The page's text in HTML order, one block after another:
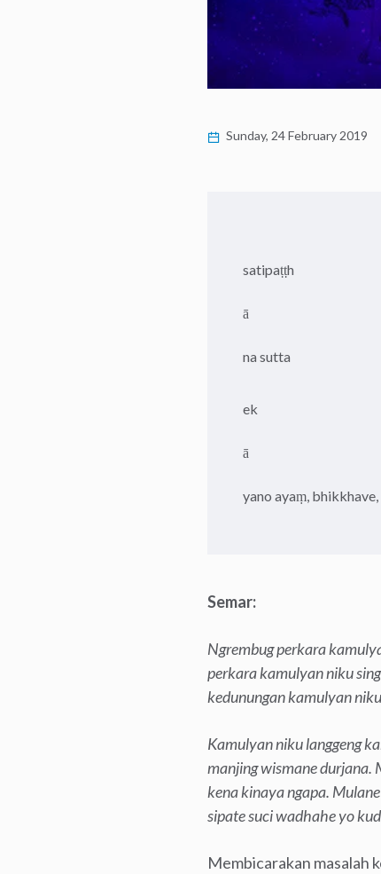
Sunday, 24 February 2019
satipaṭṭh
ā
na sutta
ek
ā
yano ayaṃ,
Semar:
Ngrembug perkara
perkara kamulyan niku
kedunungan kamulyan
Kamulyan niku langgeng
manjing wismane durjana.
kena kinaya ngapa.
sipate suci wadhahe yo
Membicarakan masalah